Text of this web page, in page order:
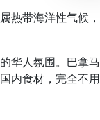
带海洋性气候，
人氛围。巴拿
内食材，完全不